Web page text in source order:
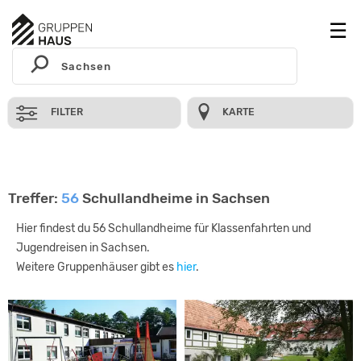
FILTER KARTE
Treffer: 56 Schullandheime in Sachsen
Hier findest du 56 Schullandheime für Klassenfahrten und
Jugendreisen in Sachsen.
Weitere Gruppenhäuser gibt es hier.